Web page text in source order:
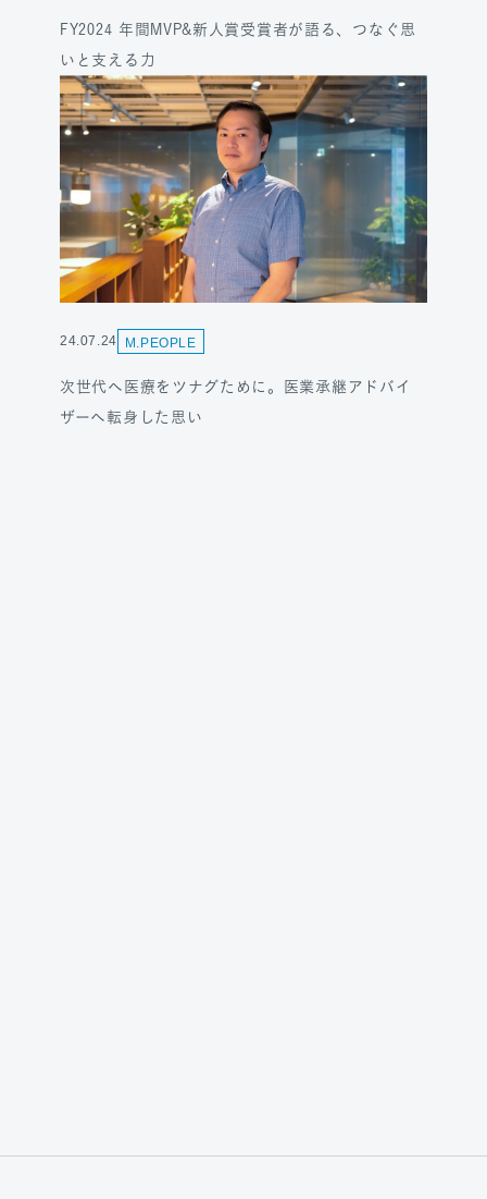
FY2024 年間MVP&新人賞受賞者が語る、つなぐ思
いと支える力
24.07.24 M.PEOPLE
次世代へ医療をツナグために。医業承継アドバイ
ザーへ転身した思い